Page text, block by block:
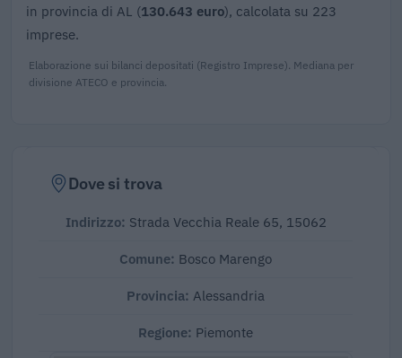
in provincia di AL (130.643 euro), calcolata su 223
imprese.
Elaborazione sui bilanci depositati (Registro Imprese). Mediana per
divisione ATECO e provincia.
Dove si trova
Indirizzo: Strada Vecchia Reale 65, 15062
Comune: Bosco Marengo
Provincia: Alessandria
Regione: Piemonte